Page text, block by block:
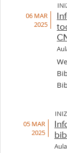
06 MAR
2025
05 MAR
2025